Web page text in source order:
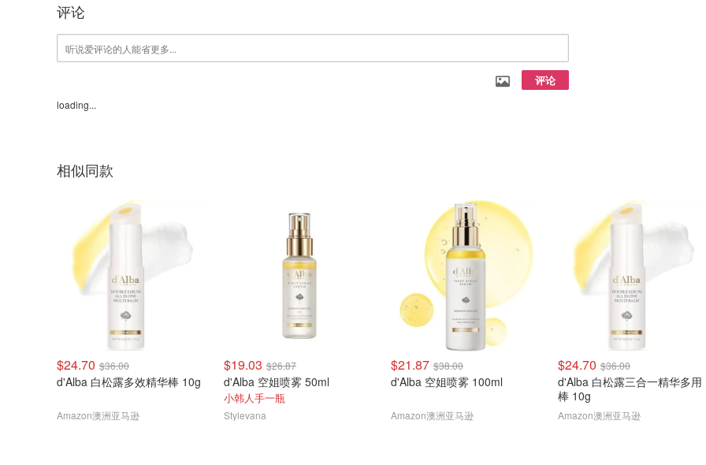
评论
评论
loading...
相似同款
$24.70 $36.00
d'Alba 白松露多效精华棒 10g
Amazon澳洲亚马逊
$19.03 $26.87
d'Alba 空姐喷雾 50ml
小韩人手一瓶
Stylevana
$21.87 $38.00
d'Alba 空姐喷雾 100ml
Amazon澳洲亚马逊
$24.70 $36.00
d'Alba 白松露三合一精华多用
棒 10g
Amazon澳洲亚马逊